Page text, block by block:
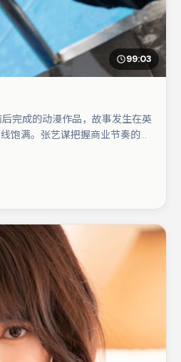
99:03
完成的动漫作品，故事发生在英
饱满。张艺谋把握商业节奏的同
等，角色动机前后呼应，适合喜
体完成度较高，适合周末一口气